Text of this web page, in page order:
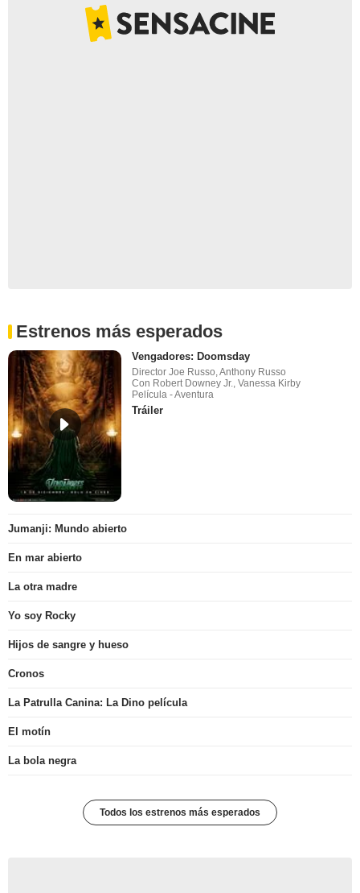
Estrenos más esperados
Vengadores: Doomsday
Director Joe Russo, Anthony Russo
Con Robert Downey Jr., Vanessa Kirby
Película - Aventura
Tráiler
Jumanji: Mundo abierto
En mar abierto
La otra madre
Yo soy Rocky
Hijos de sangre y hueso
Cronos
La Patrulla Canina: La Dino película
El motín
La bola negra
Todos los estrenos más esperados